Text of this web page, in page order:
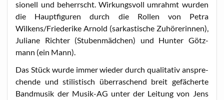
sio­nell und beherrscht. Wir­kungs­voll umrahmt wur­den
die Haupt­fi­gu­ren durch die Rol­len von Petra
Wilkens/Friederike Arnold (sar­kas­ti­sche Zuhö­re­rin­nen),
Julia­ne Rich­ter (Stu­ben­mäd­chen) und Hun­ter Götz­
mann (ein Mann).
Das Stück wur­de immer wie­der durch qua­li­ta­tiv anspre­
chen­de und sti­lis­tisch über­ra­schend breit gefä­cher­te
Band­mu­sik der Musik-AG unter der Lei­tung von Jens